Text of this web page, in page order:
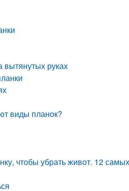
вытянутых руках
виды планок?
чтобы убрать живот. 12